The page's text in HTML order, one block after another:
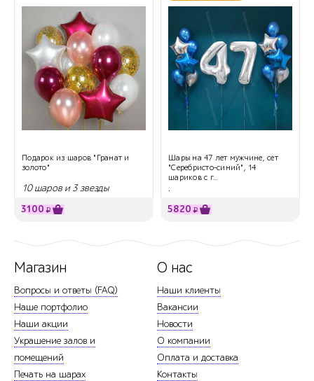
Подарок из шаров "Гранат и
золото"
10 шаров и 3 звезды
3100 ₽
Шары на 47 лет мужчине, сет
"Серебристо-синий", 14
шариков с г...
.
5820 ₽
Магазин
Вопросы и ответы (FAQ)
Наше портфолио
Наши акции
Украшение залов и
помещений
Печать на шарах
О нас
Наши клиенты
Вакансии
Новости
О компании
Оплата и доставка
Контакты